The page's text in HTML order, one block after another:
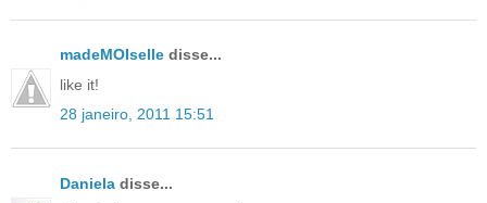
madeMOIselle disse...
like it!
28 janeiro, 2011 15:51
Daniela disse...